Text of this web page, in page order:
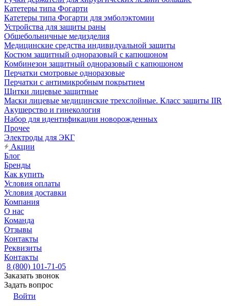
Катетеры типа Фогарти
Катетеры типа Фогарти для эмболэктомии
Устройства для защиты раны
Общебольничные медизделия
Медицинские средства индивидуальной защиты
Костюм защитный одноразовый с капюшоном
Комбинезон защитный одноразовый с капюшоном
Перчатки смотровые одноразовые
Перчатки с антимикробным покрытием
Щитки лицевые защитные
Маски лицевые медицинские трехслойные. Класс защиты IIR
Акушерство и гинекология
Набор для идентификации новорожденных
Прочее
Электроды для ЭКГ
Акции
Блог
Бренды
Как купить
Условия оплаты
Условия доставки
Компания
О нас
Команда
Отзывы
Контакты
Реквизиты
Контакты
8 (800) 101-71-05
Заказать звонок
Задать вопрос
Войти